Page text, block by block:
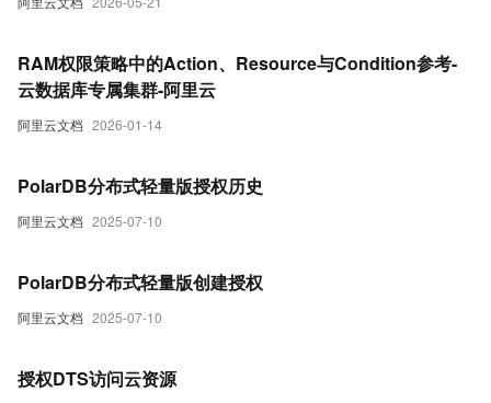
阿里云文档 2026-01-14
RAM权限策略中的Action、Resource与Condition参考-
云数据库专属集群-阿里云
阿里云文档 2025-07-10
PolarDB分布式轻量版授权历史
阿里云文档 2025-07-10
PolarDB分布式轻量版创建授权
授权DTS访问云资源